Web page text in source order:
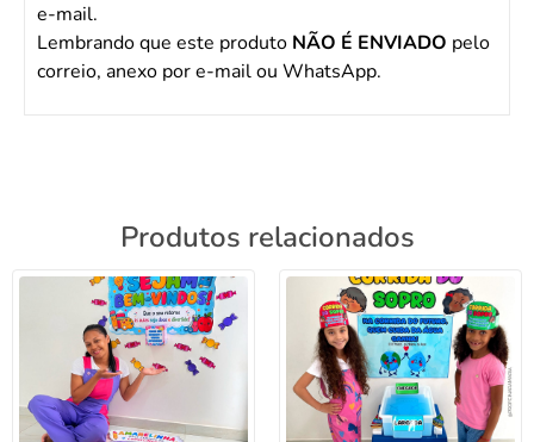
e-mail.
Lembrando que este produto NÃO É ENVIADO pelo
correio, anexo por e-mail ou WhatsApp.
Produtos relacionados